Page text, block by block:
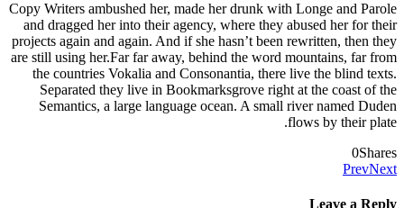
Copy Writers ambushed her, made her drunk with Longe and Parole
and dragged her into their agency, where they abused her for their
projects again and again. And if she hasn’t been rewritten, then they
are still using her.Far far away, behind the word mountains, far from
the countries Vokalia and Consonantia, there live the blind texts.
Separated they live in Bookmarksgrove right at the coast of the
Semantics, a large language ocean. A small river named Duden
flows by their plate.
0Shares
PrevNext
Leave a Reply